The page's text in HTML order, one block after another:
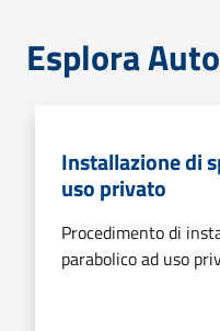
Esplora
Installazione di
uso privato
Procedimento di
parabolico ad uso